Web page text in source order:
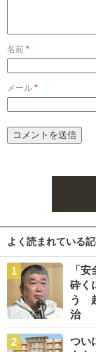
名前 *
メール *
よく読まれている
「
砕く
う
治
つい